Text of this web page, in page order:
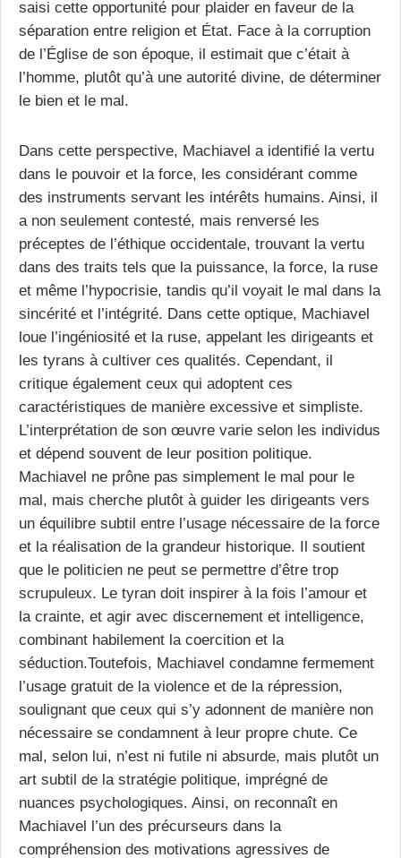
saisi cette opportunité pour plaider en faveur de la
séparation entre religion et État. Face à la corruption
de l’Église de son époque, il estimait que c’était à
l’homme, plutôt qu’à une autorité divine, de déterminer
le bien et le mal.
Dans cette perspective, Machiavel a identifié la vertu
dans le pouvoir et la force, les considérant comme
des instruments servant les intérêts humains. Ainsi, il
a non seulement contesté, mais renversé les
préceptes de l’éthique occidentale, trouvant la vertu
dans des traits tels que la puissance, la force, la ruse
et même l’hypocrisie, tandis qu’il voyait le mal dans la
sincérité et l’intégrité. Dans cette optique, Machiavel
loue l’ingéniosité et la ruse, appelant les dirigeants et
les tyrans à cultiver ces qualités. Cependant, il
critique également ceux qui adoptent ces
caractéristiques de manière excessive et simpliste.
L’interprétation de son œuvre varie selon les individus
et dépend souvent de leur position politique.
Machiavel ne prône pas simplement le mal pour le
mal, mais cherche plutôt à guider les dirigeants vers
un équilibre subtil entre l’usage nécessaire de la force
et la réalisation de la grandeur historique. Il soutient
que le politicien ne peut se permettre d’être trop
scrupuleux. Le tyran doit inspirer à la fois l’amour et
la crainte, et agir avec discernement et intelligence,
combinant habilement la coercition et la
séduction.Toutefois, Machiavel condamne fermement
l’usage gratuit de la violence et de la répression,
soulignant que ceux qui s’y adonnent de manière non
nécessaire se condamnent à leur propre chute. Ce
mal, selon lui, n’est ni futile ni absurde, mais plutôt un
art subtil de la stratégie politique, imprégné de
nuances psychologiques. Ainsi, on reconnaît en
Machiavel l’un des précurseurs dans la
compréhension des motivations agressives de